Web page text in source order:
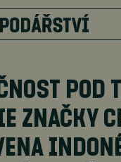
POD
ZNAČKY